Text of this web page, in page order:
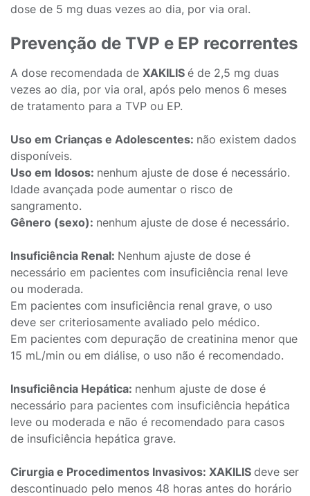
dose de 5 mg duas vezes ao dia, por via oral.
Prevenção de TVP e EP recorrentes
A dose recomendada de XAKILIS é de 2,5 mg duas
vezes ao dia, por via oral, após pelo menos 6 meses
de tratamento para a TVP ou EP.
Uso em Crianças e Adolescentes: não existem dados
disponíveis.
Uso em Idosos: nenhum ajuste de dose é necessário.
Idade avançada pode aumentar o risco de
sangramento.
Gênero (sexo): nenhum ajuste de dose é necessário.
Insuficiência Renal: Nenhum ajuste de dose é
necessário em pacientes com insuficiência renal leve
ou moderada.
Em pacientes com insuficiência renal grave, o uso
deve ser criteriosamente avaliado pelo médico.
Em pacientes com depuração de creatinina menor que
15 mL/min ou em diálise, o uso não é recomendado.
Insuficiência Hepática: nenhum ajuste de dose é
necessário para pacientes com insuficiência hepática
leve ou moderada e não é recomendado para casos
de insuficiência hepática grave.
Cirurgia e Procedimentos Invasivos: XAKILIS deve ser
descontinuado pelo menos 48 horas antes do horário